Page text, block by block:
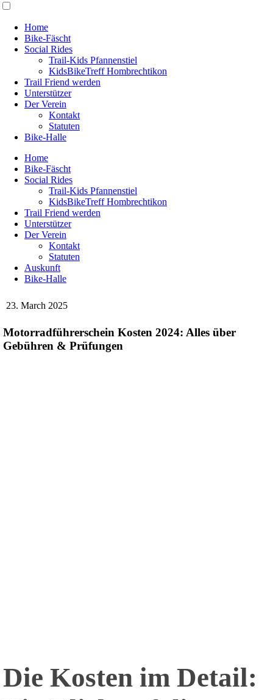
Home
Bike-Fäscht
Social Rides
Trail-Kids Pfannenstiel
KidsBikeTreff Hombrechtikon
Trail Friend werden
Unterstützer
Der Verein
Kontakt
Statuten
Bike-Halle
Home
Bike-Fäscht
Social Rides
Trail-Kids Pfannenstiel
KidsBikeTreff Hombrechtikon
Trail Friend werden
Unterstützer
Der Verein
Kontakt
Statuten
Auskunft
Bike-Halle
23. March 2025
Motorradführerschein Kosten 2024: Alles über
Gebühren & Prüfungen
Die Kosten im Detail: